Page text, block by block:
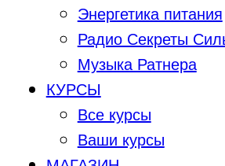
Энергетика питания
Радио Секреты
Музыка Ратнера
КУРСЫ
Все курсы
Ваши курсы